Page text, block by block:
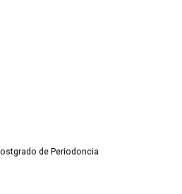
de Periodoncia